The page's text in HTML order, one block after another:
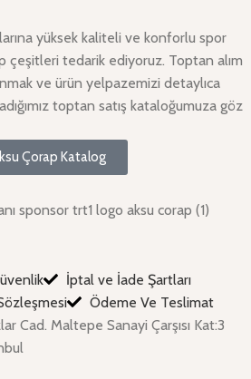
yüksek kaliteli ve konforlu spor
çeşitleri tedarik ediyoruz. Toptan alım
ve ürün yelpazemizi detaylıca
toptan satış kataloğumuza göz
Çorap Katalog
İptal ve İade Şartları
Ödeme Ve Teslimat
Cad. Maltepe Sanayi Çarşısı Kat:3